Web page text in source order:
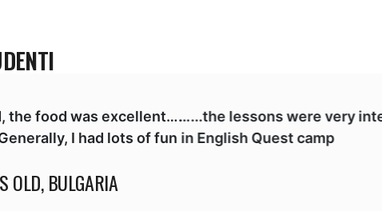
the food was excellent……...the lessons were very
I had lots of fun in English Quest camp
BULGARIA